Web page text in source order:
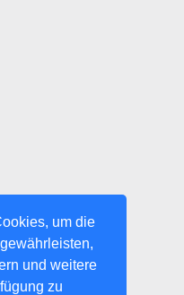
um die
und weitere
zu